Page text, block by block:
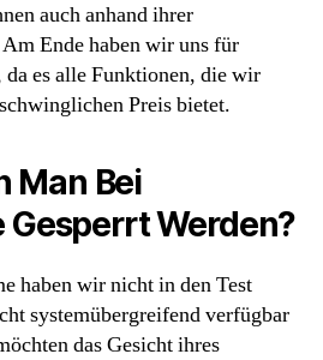
auch anhand ihrer
Ende haben wir uns für
es alle Funktionen, die wir
Preis bietet.
Man Bei
Werden?
haben wir nicht in den Test
system­über­greifend verfügbar
das Gesicht ihres